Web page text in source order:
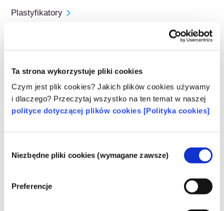
Ta strona wykorzystuje pliki cookies
Czym jest plik cookies? Jakich plików cookies używamy
i dlaczego? Przeczytaj wszystko na ten temat w naszej
polityce dotyczącej plików cookies [Polityka cookies]
zgody
Niezbędne pliki cookies (wymagane zawsze)
Preferencje
Plastyfikatory
Składniki kosmetyków podlegają regulacjom
składników kosmetycznych, poza UE mogą
obowiązywać inne przepisy.
Poznaj swoje kosmetyki
bezpieczeństwo kosmetyków w Europie?
Przepisy UE wymagają, aby produkty